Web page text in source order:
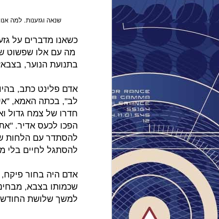
שנאה וגזענות. למה
כשאנו מדברים על
מה עם אלו שפשוט
בתנועת הנוער,
לב", בכתה האמא,
חדרו של צמח גדול
הפכו לכעס אדיר.
להסתדר עם הלחות
להסתגל לחיים בלי
שכמותו בצבא,
למשך שלושת
הקמת
זה
היא